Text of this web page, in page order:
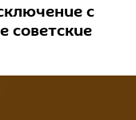
с
советские